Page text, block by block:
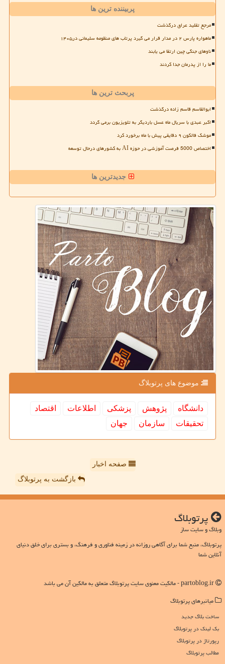
پربیننده ترین ها
مرجع تقلید عراق درگذشت
ماهواره پارس ۲ در مدار قرار می گیرد پرتاب های منظومه سلیمانی در۱۴۰۵
ناوهای جنگی چین ارتقا می یابند
ما را از پدرمان جدا کردند
پربحث ترین ها
ابوالقاسم قاسم زاده درگذشت
اکبر عبدی با سریال ماه عسل باردیگر به تلویزیون برمی گردد
موشک فالکون ۹ دقایقی پیش با ماه برخورد کرد
اختصاص 5000 فرصت آموزشی در حوزه AI به کشورهای درحال توسعه
جدیدترین ها
موضوع های پرتوبلاگ
دانشگاه پژوهش پزشكی اطلاعات
اقتصاد
تحقیقات
سازمان جهان
صفحه اخبار
بازگشت به پرتوبلاگ
پرتوبلاگ
وبلاگ و سایت ساز
پرتوبلاگ، منبع شما برای آگاهی روزانه در زمینه فناوری و فرهنگ، و بستری برای خلق دنیای
آنلاین شما
میانبرهای پرتوبلاگ
ساخت بلاگ جدید
بک لینک در پرتوبلاگ
رپورتاژ در پرتوبلاگ
مطالب پرتوبلاگ